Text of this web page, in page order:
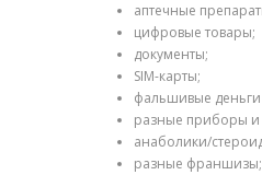
аптечные
цифровые товары;
документы;
SIM-карты;
фальшивые деньги
разные приборы и
анаболики/
разные франшизы;